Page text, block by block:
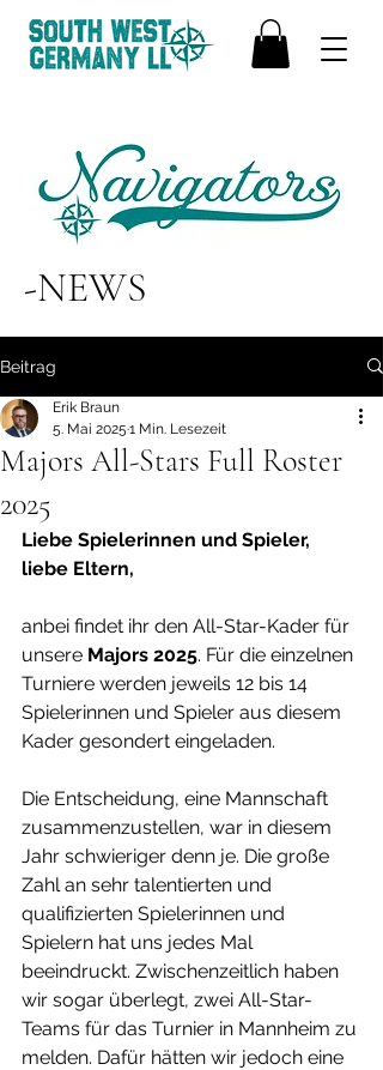
-NEWS
Beitrag
Majors All-Stars Full Roster
2025
Erik Braun
5. Mai 2025 1 Min. Lesezeit
Liebe Spielerinnen und Spieler,
liebe Eltern,
anbei findet ihr den All-Star-Kader für
unsere Majors 2025. Für die einzelnen
Turniere werden jeweils 12 bis 14
Spielerinnen und Spieler aus diesem
Kader gesondert eingeladen.
Die Entscheidung, eine Mannschaft
zusammenzustellen, war in diesem
Jahr schwieriger denn je. Die große
Zahl an sehr talentierten und
qualifizierten Spielerinnen und
Spielern hat uns jedes Mal
beeindruckt. Zwischenzeitlich haben
wir sogar überlegt, zwei All-Star-
Teams für das Turnier in Mannheim zu
melden. Dafür hätten wir jedoch eine